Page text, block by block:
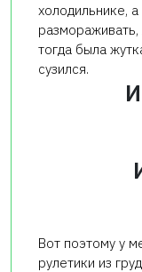
холодильнике,
размораживать,
тогда была
сузился.
Вот поэтому у
рулетики из